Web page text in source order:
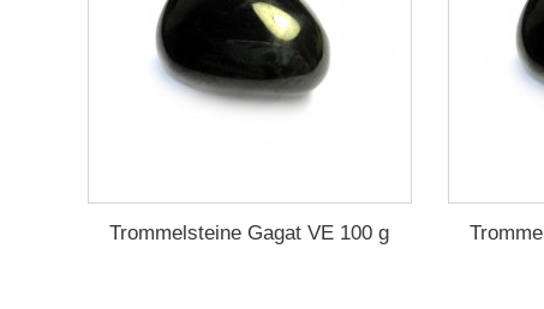
Trommelsteine Gagat VE 100 g